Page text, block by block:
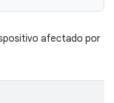
afectado por